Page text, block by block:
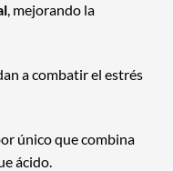
, mejorando la
a combatir el estrés
único que combina
ácido.